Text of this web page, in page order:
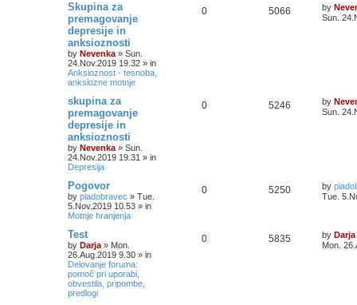
Skupina za
premagovanje
depresije in
anksioznosti
by Nevenka » Sun.
24.Nov.2019 19.32 » in
Anksioznost - tesnoba,
anksiozne motnje
0 5066 by
Sun.
skupina za
premagovanje
depresije in
anksioznosti
by Nevenka » Sun.
24.Nov.2019 19.31 » in
Depresija
0 5246 by
Sun.
Pogovor
by piadobravec » Tue.
5.Nov.2019 10.53 » in
Motnje hranjenja
0 5250 by
Tue.
Test
by Darja » Mon.
26.Aug.2019 9.30 » in
Delovanje foruma:
pomoč pri uporabi,
obvestila, pripombe,
predlogi
0 5835 by Darja
Mon.